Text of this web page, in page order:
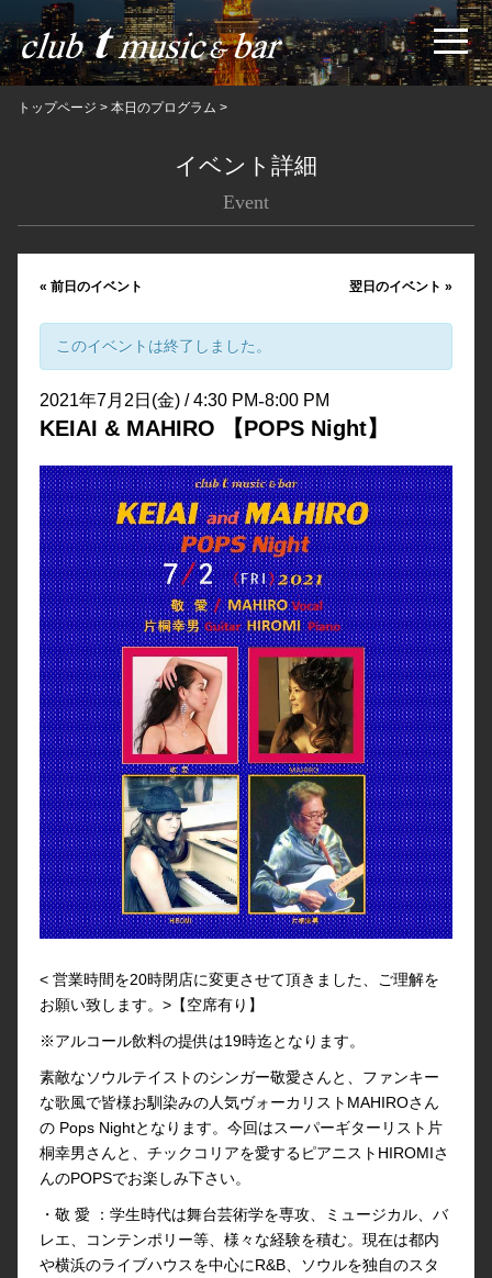
トップページ > 本日のプログラム >
イベント詳細
Event
« 前日のイベント 翌日のイベント»
このイベントは終了しました。
2021年7月2日(金) / 4:30 PM-8:00 PM
KEIAI & MAHIRO 【POPS Night】
< 営業時間を20時閉店に変更させて頂きました、ご理解を
お願い致します。>【空席有り】
※アルコール飲料の提供は19時迄となります。
素敵なソウルテイストのシンガー敬愛さんと、ファンキー
な歌風で皆様お馴染みの人気ヴォーカリストMAHIROさん
の Pops Nightとなります。今回はスーパーギターリスト片
桐幸男さんと、チックコリアを愛するピアニストHIROMIさ
んのPOPSでお楽しみ下さい。
・敬 愛 ：学生時代は舞台芸術学を専攻、ミュージカル、バ
レエ、コンテンポリー等、様々な経験を積む。現在は都内
や横浜のライブハウスを中心にR&B、ソウルを独自のスタ